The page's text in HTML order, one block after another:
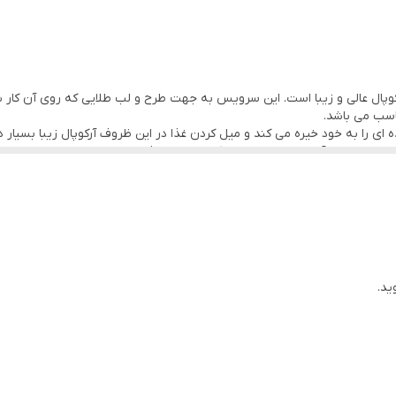
شرکت مقصود با مارک فرانسواfransva
دارد
عالی و زیبا است. این سرویس به جهت طرح و لب طلایی که روی آن کار
می باشد.
ای را به خود خیره می کند و میل کردن غذا در این ظروف آرکوپال زیبا
خانه دار و آن می‌باشد داشتن یک سرویس غذاخوری زیبا و و عالی از
نمایید و یا به تعداد بیشتر می‌توانید آن را اضافه کنید.
که برای تهیه جهیزیه دیگر نگران سرویس غذاخوری زیبا و خاص
است
امکان پذیر است